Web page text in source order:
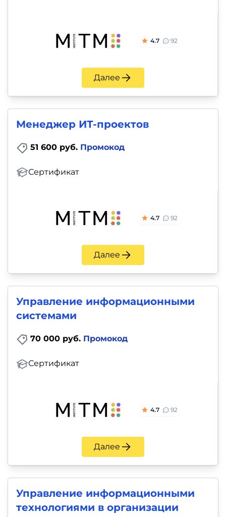
4.7 92
Далее
Менеджер ИТ-проектов
51 600 руб. Промокод
Сертификат
4.7 92
Далее
Управление информационными
системами
70 000 руб. Промокод
Сертификат
4.7 92
Далее
Управление информационными
технологиями в организации